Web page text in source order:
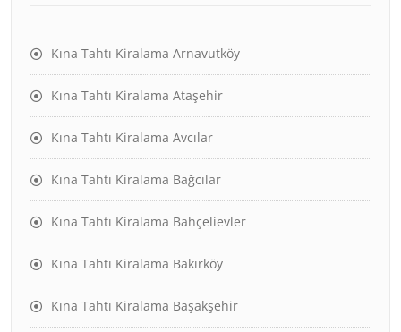
Kına Tahtı Kiralama Arnavutköy
Kına Tahtı Kiralama Ataşehir
Kına Tahtı Kiralama Avcılar
Kına Tahtı Kiralama Bağcılar
Kına Tahtı Kiralama Bahçelievler
Kına Tahtı Kiralama Bakırköy
Kına Tahtı Kiralama Başakşehir